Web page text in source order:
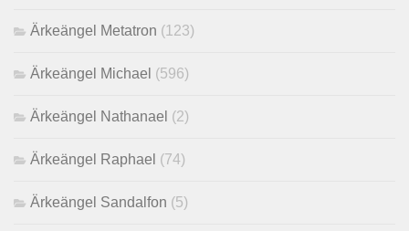
Ärkeängel Metatron (123)
Ärkeängel Michael (596)
Ärkeängel Nathanael (2)
Ärkeängel Raphael (74)
Ärkeängel Sandalfon (5)